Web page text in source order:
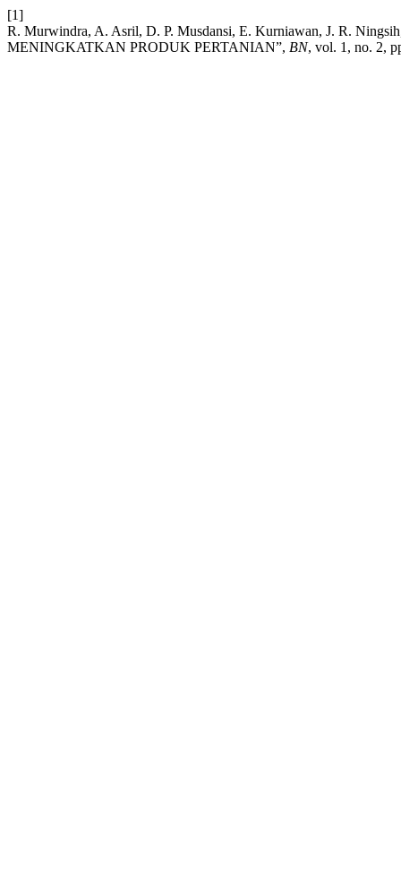
[1]
R. Murwindra, A. Asril, D. P. Musdansi, E. Kurniawan, J. R.
MENINGKATKAN PRODUK PERTANIAN”, BN, vol. 1, no. 2,